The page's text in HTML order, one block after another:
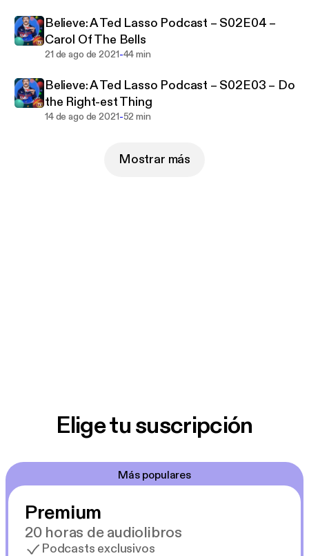
Believe: A Ted Lasso Podcast – S02E04 –
Carol Of The Bells
21 de ago de 2021-44 min
Believe: A Ted Lasso Podcast – S02E03 – Do
the Right-est Thing
14 de ago de 2021-52 min
Mostrar más
Elige tu suscripción
Más populares
Premium
20 horas de audiolibros
Podcasts exclusivos